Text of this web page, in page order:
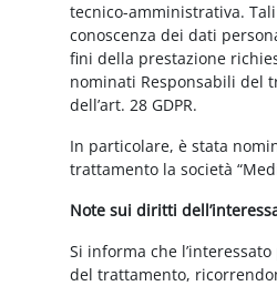
tecnico-amministrativa.
conoscenza dei dati
fini della prestazione
nominati Responsabili del
dell’art. 28 GDPR.
In particolare, è stata
trattamento la società
Note sui diritti
Si informa che
del trattamento,